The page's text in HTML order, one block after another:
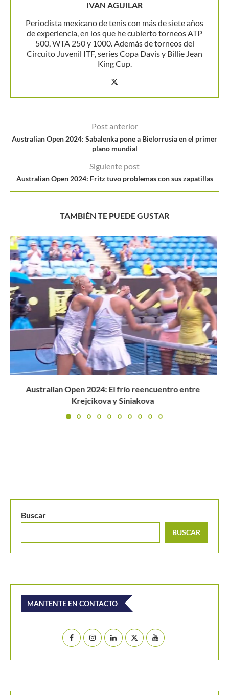
IVAN AGUILAR
Periodista mexicano de tenis con más de siete años
de experiencia, en los que he cubierto torneos ATP
500, WTA 250 y 1000. Además de torneos del
Circuito Juvenil ITF, series Copa Davis y Billie Jean
King Cup.
Post anterior
Australian Open 2024: Sabalenka pone a Bielorrusia en el primer
plano mundial
Siguiente post
Australian Open 2024: Fritz tuvo problemas con sus zapatillas
TAMBIÉN TE PUEDE GUSTAR
¿Cómo les ha ido a los rusos cuando disputan la...
BUSCAR